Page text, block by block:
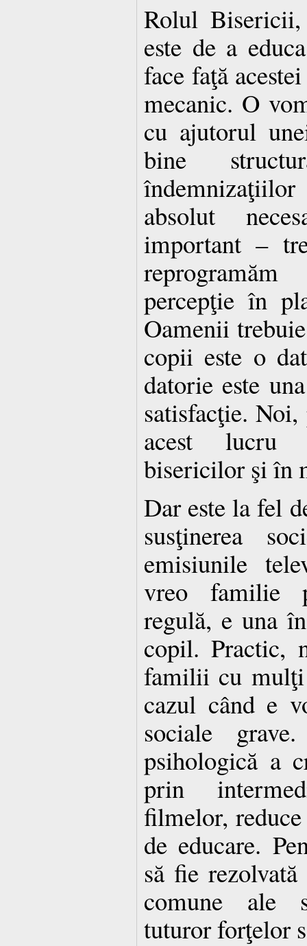
Rolul
este de a
face faţă
mecanic. O
cu ajutorul
bine
absolut
important –
percepţie în
Oamenii
copii este o
datorie este
satisfacţie.
acest lucru
bisericilor şi în
Dar este la fel
susţinerea
emisiunile
vreo familie
regulă, e una
copil. Practic,
familii cu
cazul când e
sociale
psihologică a
prin
filmelor,
de educare.
să fie
comune ale
tuturor forţelor